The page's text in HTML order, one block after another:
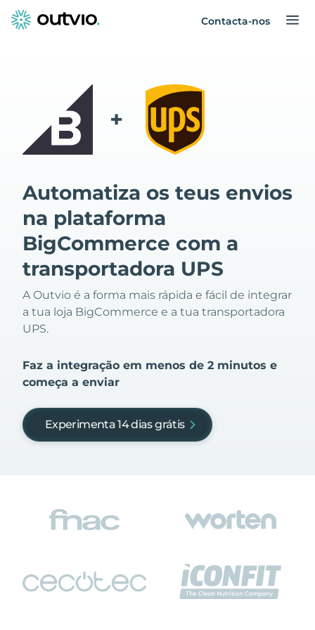
Contacta-nos
+
Automatiza os teus envios
na plataforma
BigCommerce com a
transportadora UPS
A Outvio é a forma mais rápida e fácil de integrar
a tua loja BigCommerce e a tua transportadora
UPS.
Faz a integração em menos de 2 minutos e
começa a enviar
Experimenta 14 dias grátis